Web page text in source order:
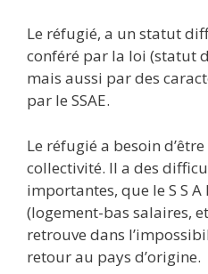
Le réfugié, a un statut
conféré par la loi (statut
mais aussi par des
par le SSAE.
Le réfugié a besoin
collectivité. Il a des
importantes, que le S S
(logement-bas salaires,
retrouve dans
retour au pays d’origine.